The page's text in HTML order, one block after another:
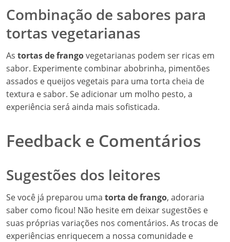
Combinação de sabores para
tortas vegetarianas
As tortas de frangovegetarianas podem ser ricas em
sabor. Experimente combinar abobrinha, pimentões
assados e queijos vegetais para uma torta cheia de
textura e sabor. Se adicionar um molho pesto, a
experiência será ainda mais sofisticada.
Feedback e Comentários
Sugestões dos leitores
Se você já preparou uma torta de frango, adoraria
saber como ficou! Não hesite em deixar sugestões e
suas próprias variações nos comentários. As trocas de
experiências enriquecem a nossa comunidade e